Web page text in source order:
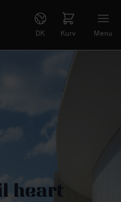
DK Kurv Menu
heart